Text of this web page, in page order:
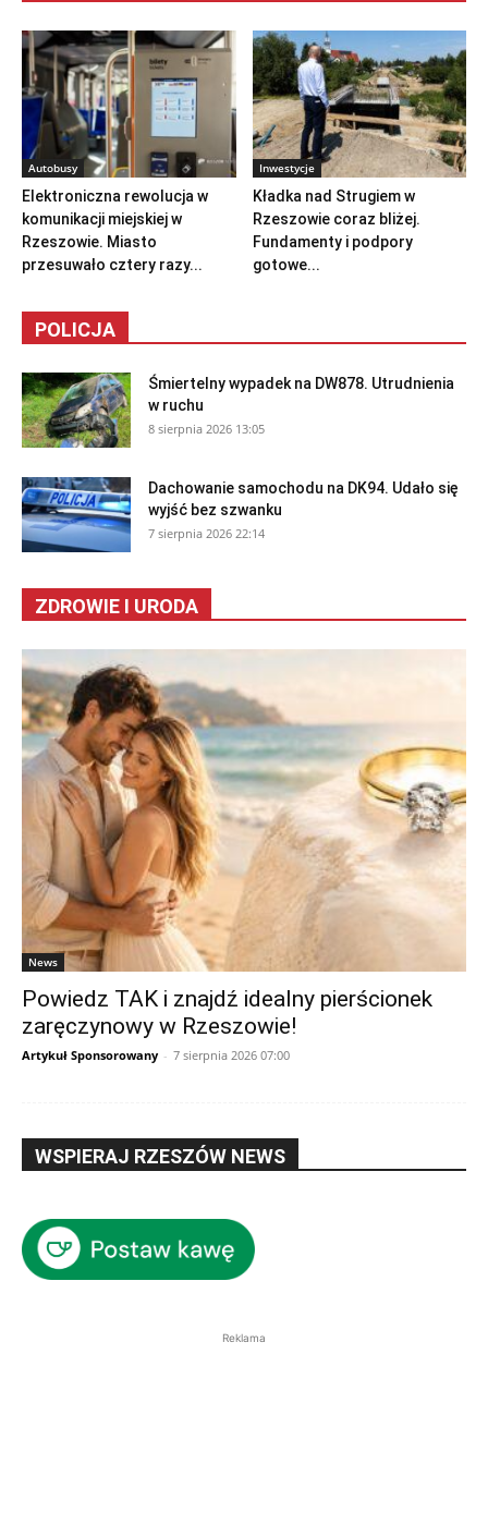
Autobusy
Elektroniczna rewolucja w
komunikacji miejskiej w
Rzeszowie. Miasto
przesuwało cztery razy...
Inwestycje
Kładka nad Strugiem w
Rzeszowie coraz bliżej.
Fundamenty i podpory
gotowe...
POLICJA
Śmiertelny wypadek na DW878. Utrudnienia
w ruchu
8 sierpnia 2026 13:05
Dachowanie samochodu na DK94. Udało się
wyjść bez szwanku
7 sierpnia 2026 22:14
ZDROWIE I URODA
News
Powiedz TAK i znajdź idealny pierścionek
zaręczynowy w Rzeszowie!
Artykuł Sponsorowany - 7 sierpnia 2026 07:00
WSPIERAJ RZESZÓW NEWS
Reklama